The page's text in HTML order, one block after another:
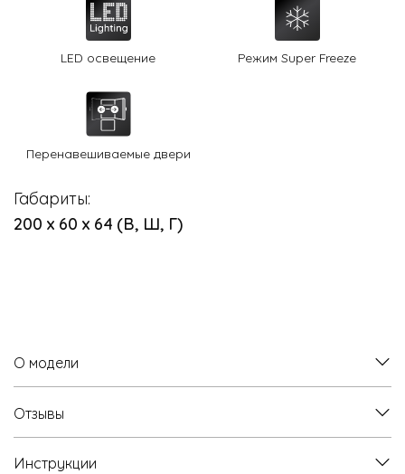
8 800 3333 887
LED освещение Режим Super Freeze
Перенавешиваемые двери
Габариты:
200 х 60 х 64 (В, Ш, Г)
О модели
Отзывы
Инструкции